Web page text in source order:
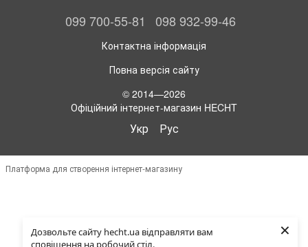
Дозвольте сайту hecht.ua відправляти вам
сповіщення на робочий стіл.
×
099 700-55-81 098 932-99-46
Контактна інформація
Повна версія сайту
© 2014—2026
Офіційний інтернет-магазин HECHT
Укр Рус
Платформа для створення інтернет-магазину